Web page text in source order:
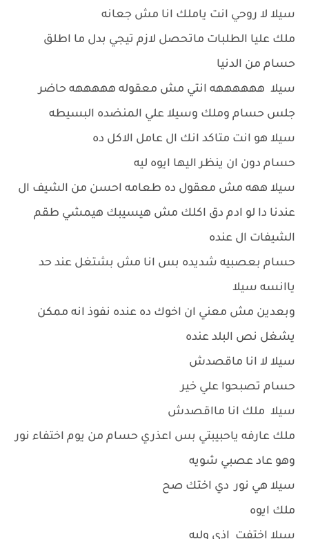
سيلا لا روحي انت ياملك انا مش جعانه
ملك عليا الطلبات ماتحصل لازم تيجي بدل ما اطلق
حسام من الدنيا
سيلا ههههههه انتي مش معقوله هههههه حاضر
جلس حسام وملك وسيلا علي المنضده البسيطه
سيلا هو انت متاكد انك ال عامل الاكل ده
حسام دون ان ينظر اليها ايوه ليه
سيلا ههه مش معقول ده طعامه احسن من الشيف ال
عندنا دا لو ادم دق اكلك مش هيسيبك هيمشي طقم
الشيفات ال عنده
حسام بعصبيه شديده بس انا مش بشتغل عند حد
ياانسه سيلا
وبعدين مش معني ان اخوك ده عنده نفوذ انه ممكن
يشغل نص البلد عنده
سيلا لا انا ماقصدش
حسام تصبحوا علي خير
سيلا ملك انا مااقصدش
ملك عارفه ياحبيبتي بس اعذري حسام من يوم اختفاء نور
وهو عاد عصبي شويه
سيلا هي نور دي اختك صح
ملك ايوه
سيلا اختفت اذي وليه